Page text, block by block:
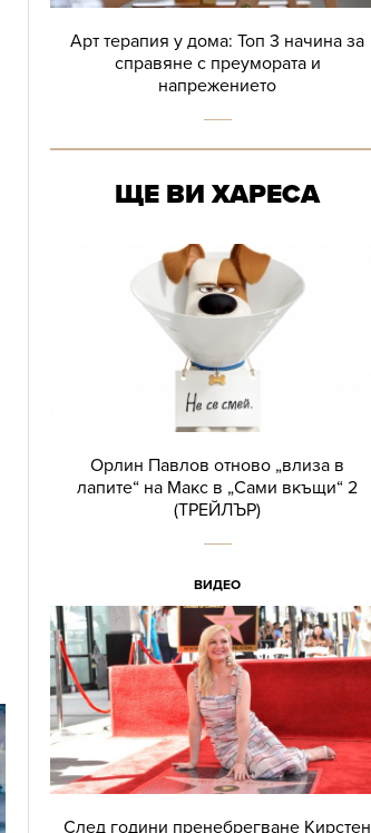
Арт терапия у дома: Топ 3 начина за
справяне с преумората и
напрежението
ЩЕ ВИ ХАРЕСА
Орлин Павлов отново „влиза в
лапите“ на Макс в „Сами вкъщи“ 2
(ТРЕЙЛЪР)
ВИДЕО
След години пренебрегване Кирстен